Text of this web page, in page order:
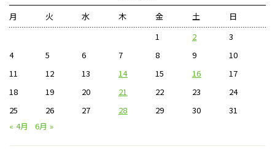
月
火 水 木 金 土
日
1
2
3
4
5 6 7 8 9
10
11
12 13 14 15 16
17
18
19 20 21 22 23
24
25
26 27 28 29 30
31
« 4月
6月 »